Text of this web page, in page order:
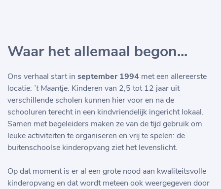
Waar het allemaal begon...
Ons verhaal start in september 1994 met een allereerste
locatie: ’t Maantje. Kinderen van 2,5 tot 12 jaar uit
verschillende scholen kunnen hier voor en na de
schooluren terecht in een kindvriendelijk ingericht lokaal.
Samen met begeleiders maken ze van de tijd gebruik om
leuke activiteiten te organiseren en vrij te spelen: de
buitenschoolse kinderopvang ziet het levenslicht.
Op dat moment is er al een grote nood aan kwaliteitsvolle
kinderopvang en dat wordt meteen ook weergegeven door